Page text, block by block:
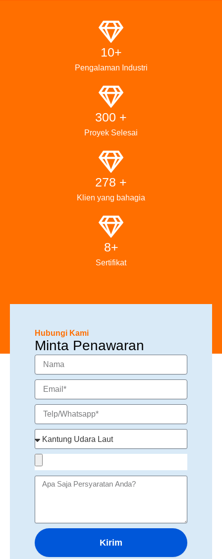
10+
Pengalaman Industri
300 +
Proyek Selesai
278 +
Klien yang bahagia
8+
Sertifikat
Hubungi Kami
Minta Penawaran
Kirim